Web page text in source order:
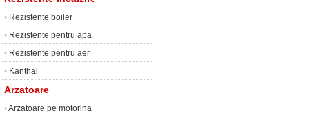
• Rezistente boiler
• Rezistente pentru apa
• Rezistente pentru aer
• Kanthal
Arzatoare
•Arzatoare pe motorina